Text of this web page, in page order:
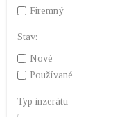
Firemný
Stav:
Nové
Používané
Typ inzerátu